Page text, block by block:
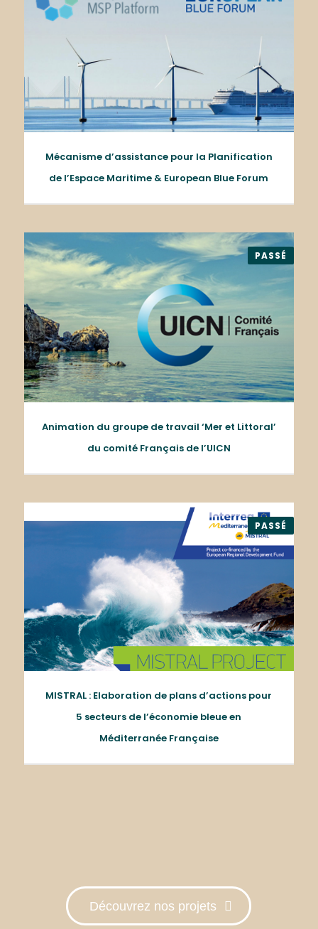
Mécanisme d’assistance pour la Planification
de l’Espace Maritime & European Blue Forum
PASSÉ
Animation du groupe de travail ‘Mer et Littoral’
du comité Français de l’UICN
PASSÉ
MISTRAL : Elaboration de plans d’actions pour
5 secteurs de l’économie bleue en
Méditerranée Française
Découvrez nos projets